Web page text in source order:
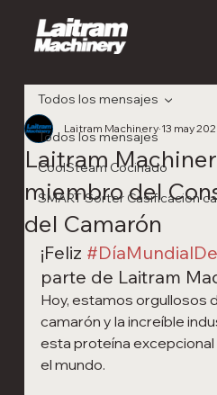
Todos los mensajes
CoolSteam Cocinado
SMART Sorter Casificacion
Todos los mensajes
Laitram
miembro del
del Camarón
Laitram Machinery 13 may
¡Feliz
parte de Laitram
Hoy, estamos orgullosos
camarón y la increíble
esta proteína
el mundo.